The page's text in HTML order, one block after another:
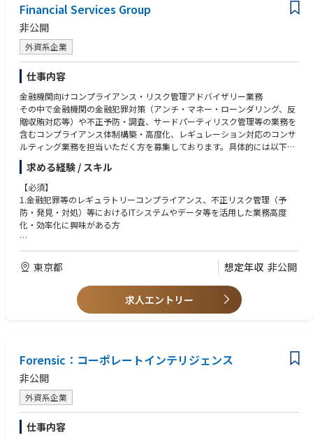
たい方
Financial Services Group
非公開
外資系企業
仕事内容
金融機関向けコンプライアンス・リスク管理アドバイザリー業務
その中で金融機関の金融犯罪対策（アンチ・マネー・ローンダリング、反
贈収賄対応等）や不正予防・調査、サードパーティリスク管理等の業務を
含むコンプライアンス体制構築・高度化、レギュレーション対応のコンサ
ルティング業務を担当いただく方を募集しております。具体的には以下の
業務です。
・ フォレンジック（不正調査、不正予防、モニタリング等）
・ 金融犯罪・規制対応サービス（マネロン・テロ資金供与対策・反社会的
勢力対応、贈収賄防止体制、サードパーティリスク管理等）
特に、国際的な要請を背景に、金融機関等には金融犯罪対策の高度化が求
て通れません。当社はクライアントたる金融機関等に対して、金融犯罪対
策や不正リスク管理におけるテクノロジーの活用や有効性の検証等につい
て様々な支援を行っています。
金融機関等はその公益性の高さから先進的なリスク管理を行うところ、金
求める経験 / スキル
【必須】
1.金融犯罪等のレギュラトリーコンプライアンス、不正リスク管理（予
防・発見・対処）等におけるITシステムやデータ等を活用した業務高度
化・効率化に興味がある方
2.以下いずれかの業務経験をお持ちの方
・ITコンサルティングファーム、ITベンダーでの業務経験
・金融機関のITシステムのアプリケーション（ERP、データベース等）
開発・導入・運用等の業務経験
・コンサルティングファームや金融機関等でモデルリスク管理や
モデルバリデーション等の業務経験
【尚可】
1.専門的な資格（公認ITガバナンス専門家（CGEIT）、Certified in Risk an
d Information Systems Control （CRISC）、公認情報セキュリティマネー
ジャー（CISM）、公認情報システム監査人（CISA）、プロジェクトマネジ
メント・プロフェッショナル（PMP）、CAMS等）をお持ちの方
2.英語力のある方（TOEIC 900点以上）
東京都 想定年収 非公開
求人エントリー
Forensic：コーポレートインテリジェンス
非公開
外資系企業
仕事内容